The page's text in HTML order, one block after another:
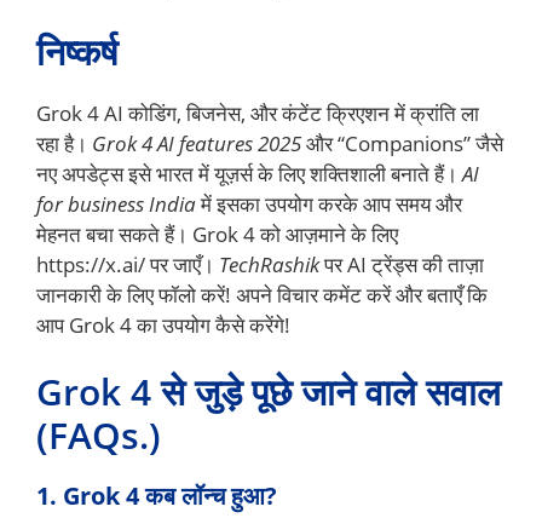
निष्कर्ष
Grok 4 AI कोडिंग, बिजनेस, और कंटेंट क्रिएशन में क्रांति ला
रहा है। Grok 4 AI features 2025और “Companions” जैसे
नए अपडेट्स इसे भारत में यूज़र्स के लिए शक्तिशाली बनाते हैं।AI
for business Indiaमें इसका उपयोग करके आप समय और
मेहनत बचा सकते हैं। Grok 4 को आज़माने के लिए
https://x.ai/ पर जाएँ। TechRashikपर AI ट्रेंड्स की ताज़ा
जानकारी के लिए फॉलो करें! अपने विचार कमेंट करें और बताएँ कि
आप Grok 4 का उपयोग कैसे करेंगे!
Grok 4 से जुड़े पूछे जाने वाले सवाल
(FAQs.)
1. Grok 4 कब लॉन्च हुआ?